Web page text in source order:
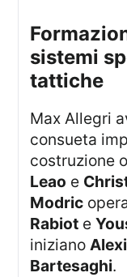
formazioni milan e juventus:
sistemi
tattiche
Max Allegri avvia la partita con la
consueta
costruzione
Leao e
Modric
Rabiot e
iniziano
Bartesaghi.